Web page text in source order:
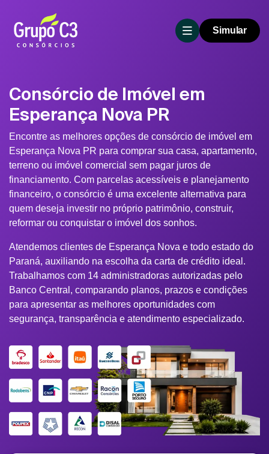
Simular
Consórcio de Imóvel em
Esperança Nova PR
Encontre as melhores opções de consórcio de imóvel em
Esperança Nova PR para comprar sua casa, apartamento,
terreno ou imóvel comercial sem pagar juros de
financiamento. Com parcelas acessíveis e planejamento
financeiro, o consórcio é uma excelente alternativa para
quem deseja investir no próprio patrimônio, construir,
reformar ou conquistar o imóvel dos sonhos.
Atendemos clientes de Esperança Nova e todo estado do
Paraná, auxiliando na escolha da carta de crédito ideal.
Trabalhamos com 14 administradoras autorizadas pelo
Banco Central, comparando planos, prazos e condições
para apresentar as melhores oportunidades com
segurança, transparência e atendimento especializado.